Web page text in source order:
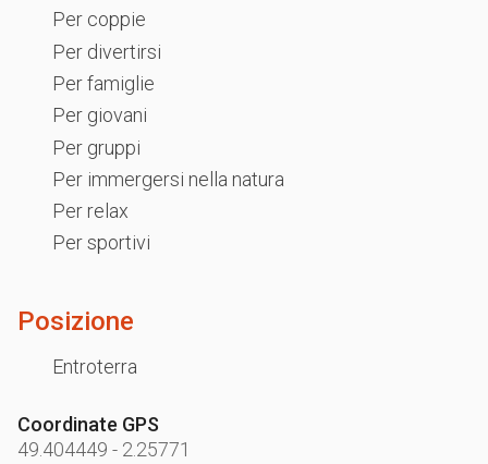
Per coppie
Per divertirsi
Per famiglie
Per giovani
Per gruppi
Per immergersi nella natura
Per relax
Per sportivi
Posizione
Entroterra
Coordinate GPS
49.404449 - 2.25771